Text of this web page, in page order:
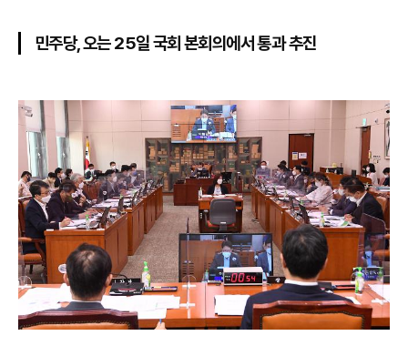
민주당, 오는 25일 국회 본회의에서 통과 추진